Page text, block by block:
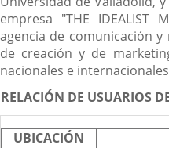
empresa "THE IDEALIST
agencia de comunicación
de creación y de
nacionales e
RELACIÓN DE USUARIOS
UBICACIÓN